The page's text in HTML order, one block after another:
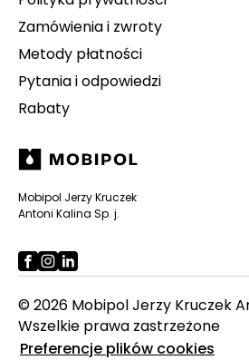
Zamówienia i zwroty
Metody płatności
Pytania i odpowiedzi
Rabaty
Mobipol Jerzy Kruczek
Antoni Kalina Sp. j.
© 2026 Mobipol Jerzy Kruczek
Wszelkie prawa zastrzeżone
Preferencje plików cookies